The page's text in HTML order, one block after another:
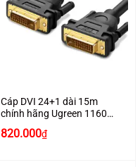
Cáp DVI 24+1 dài 15m
chính hãng Ugreen 11603
820.000₫